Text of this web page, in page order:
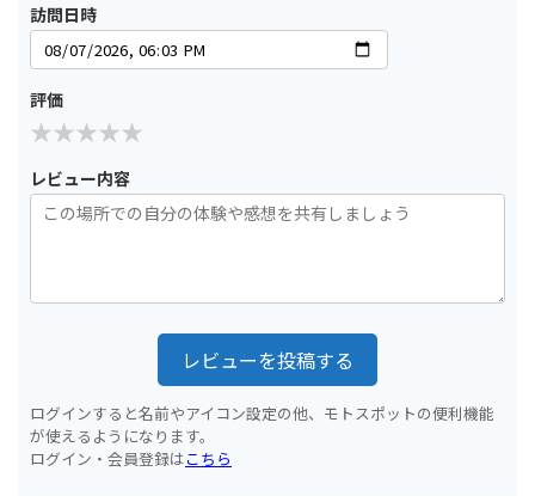
訪問日時
評価
レビュー内容
レビューを投稿する
ログインすると名前やアイコン設定の他、モトスポットの便利機能
が使えるようになります。
ログイン・会員登録はこちら